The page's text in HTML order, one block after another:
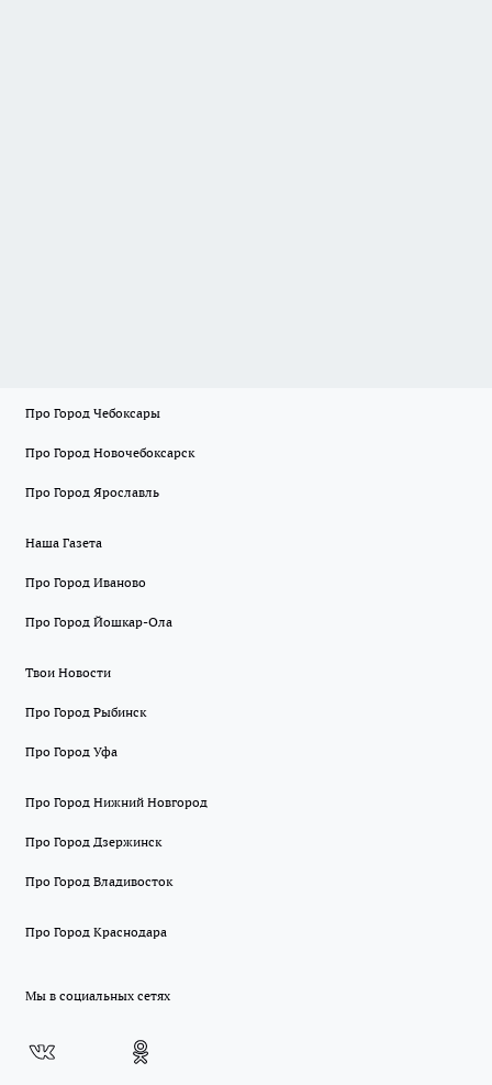
Про Город Чебоксары
Про Город Новочебоксарск
Про Город Ярославль
Наша Газета
Про Город Иваново
Про Город Йошкар-Ола
Твои Новости
Про Город Рыбинск
Про Город Уфа
Про Город Нижний Новгород
Про Город Дзержинск
Про Город Владивосток
Про Город Краснодара
Мы в социальных сетях